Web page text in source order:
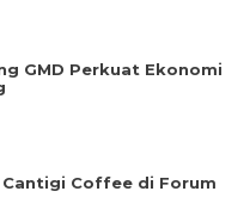
GMD Perkuat Ekonomi
Coffee di Forum